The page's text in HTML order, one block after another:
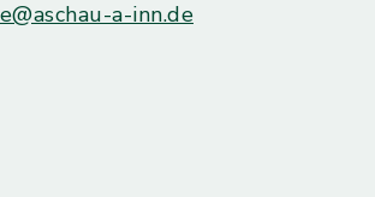
a-inn.de